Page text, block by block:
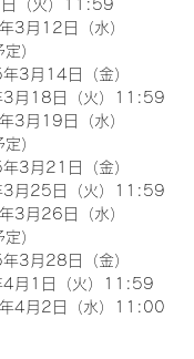
（火）11:59
3月12日（水）
）
3月14日（金）
月18日（火）11:59
3月19日（水）
）
3月21日（金）
月25日（火）11:59
3月26日（水）
）
3月28日（金）
月1日（火）11:59
4月2日（水）11:00